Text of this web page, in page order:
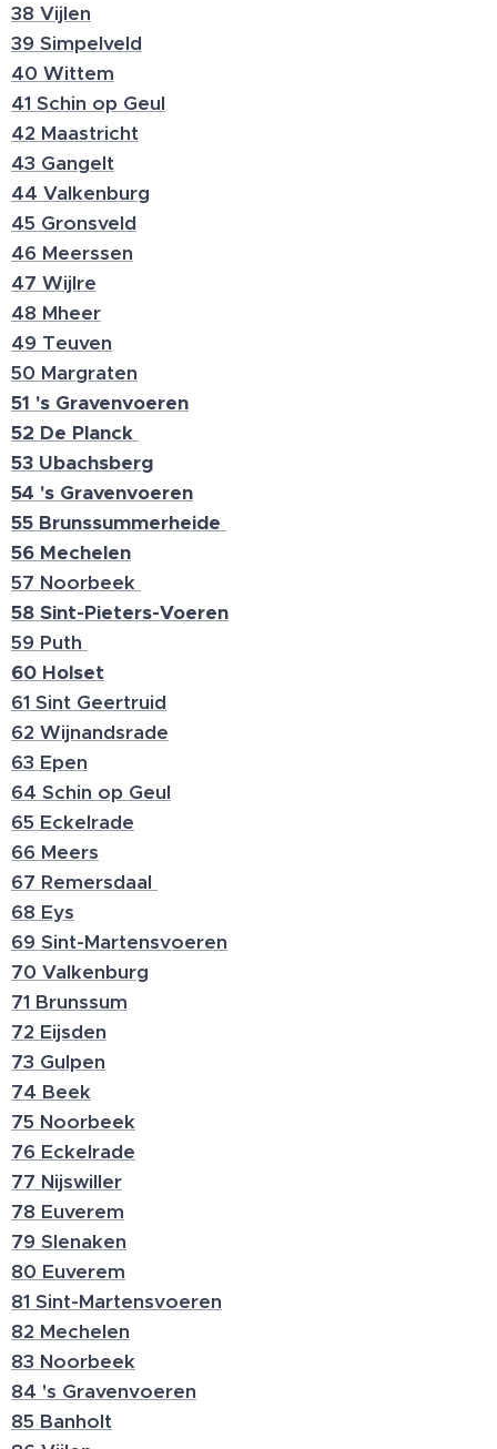
38 Vijlen
39 Simpelveld
40 Wittem
41 Schin op Geul
42 Maastricht
43 Gangelt
44 Valkenburg
45 Gronsveld
46 Meerssen
47 Wijlre
48 Mheer
49 Teuven
50 Margraten
51 's Gravenvoeren
52 De Planck
53 Ubachsberg
54 's Gravenvoeren
55 Brunssummerheide
56 Mechelen
57 Noorbeek
58 Sint-Pieters-Voeren
59 Puth
60 Holset
61 Sint Geertruid
62 Wijnandsrade
63 Epen
64 Schin op Geul
65 Eckelrade
66 Meers
67 Remersdaal
68 Eys
69 Sint-Martensvoeren
70 Valkenburg
71 Brunssum
72 Eijsden
73 Gulpen
74 Beek
75 Noorbeek
76 Eckelrade
77 Nijswiller
78 Euverem
79 Slenaken
80 Euverem
81 Sint-Martensvoeren
82 Mechelen
83 Noorbeek
84 's Gravenvoeren
85 Banholt